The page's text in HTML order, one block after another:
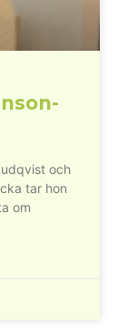
och
tar hon
om